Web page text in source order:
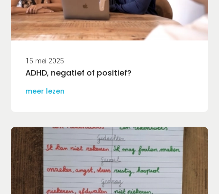
15 mei 2025
ADHD, negatief of positief?
meer lezen